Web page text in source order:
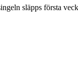
släpps första